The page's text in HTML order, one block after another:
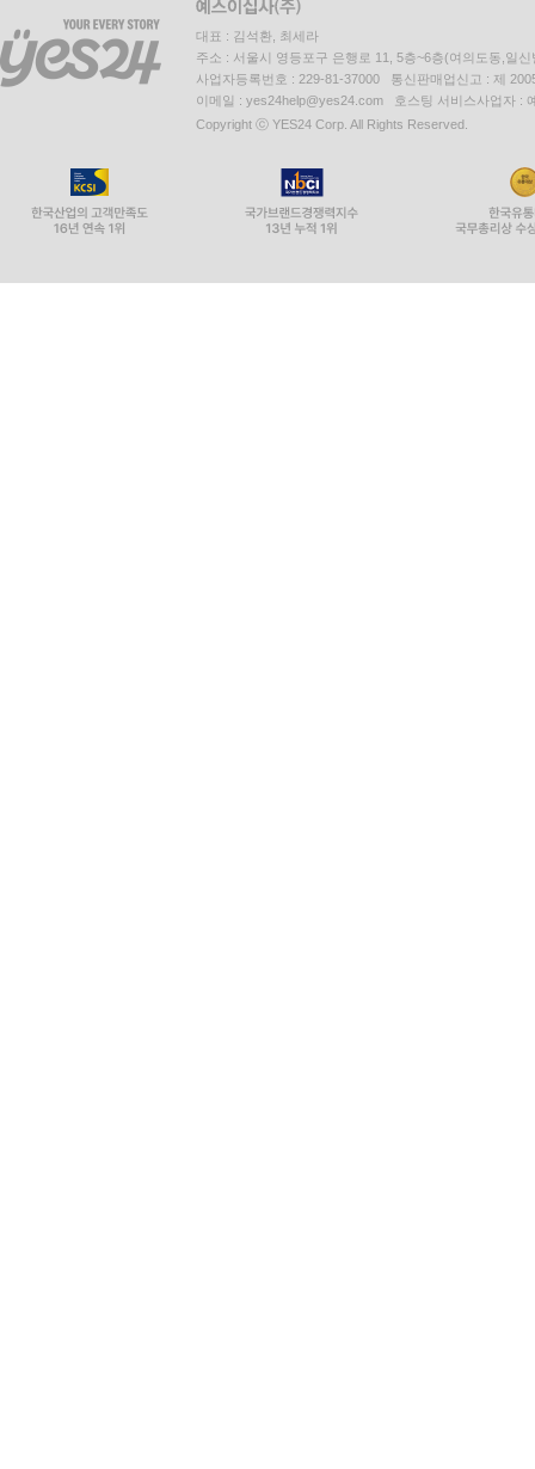
대표 : 김석환, 최세라
주소 : 서울시 영등포구 은행로 11, 5층~6층(여의도동,일신
사업자등록번호 : 229-81-37000 통신판매업신고 : 제
이메일 : yes24help@yes24.com 호스팅 서비스사업자 :
Copyright ⓒ YES24 Corp. All Rights Reserved.